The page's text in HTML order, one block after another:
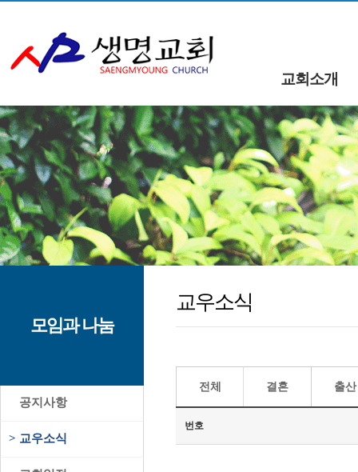
교회소개
모임과 나눔
공지사항
> 교우소식
교우소식
전체 결혼 출산
번호